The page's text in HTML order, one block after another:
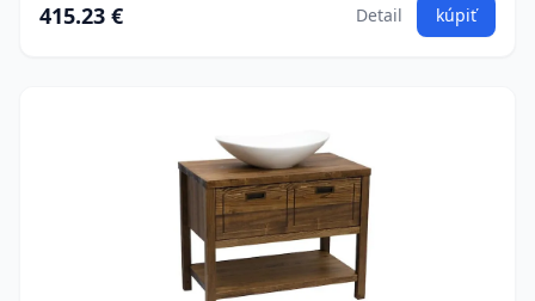
415.23 € Detail kúpiť